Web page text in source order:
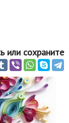
или сохраните